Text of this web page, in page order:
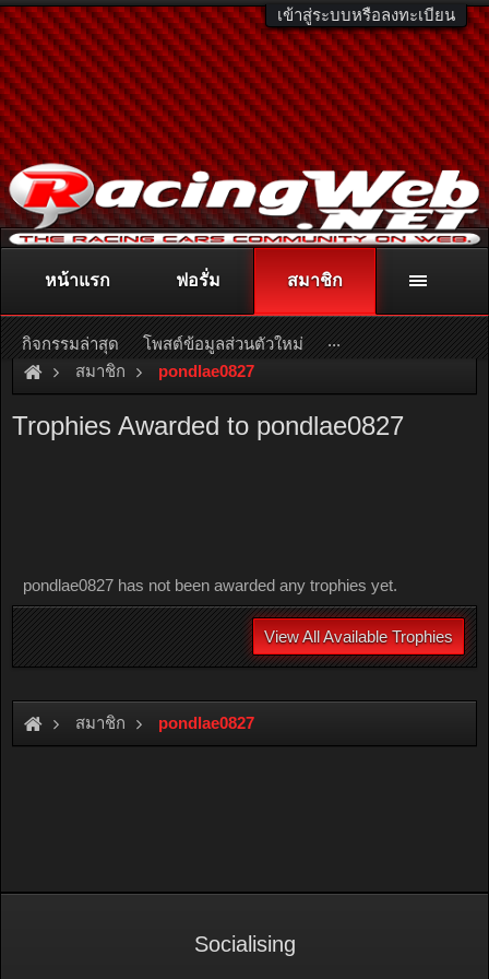
เข้าสู่ระบบหรือลงทะเบียน
ติดต่อลงโฆษณา racingweb@gmail.comหรือโทร. 081-811-1138
หรืออ่านรายละเอียดเพิ่มเติม คลิกที่นี่
สมาชิก pondlae0827
Trophies Awarded to pondlae0827
pondlae0827 has not been awarded any trophies yet.
View All Available Trophies
สมาชิก pondlae0827
หน้าแรก ฟอรั่ม สมาชิก
กิจกรรมล่าสุด โพสต์ข้อมูลส่วนตัวใหม่ ...
Socialising